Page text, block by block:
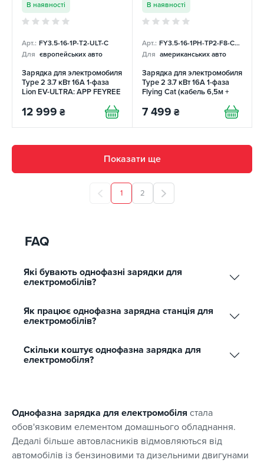
В наявності
Арт.: FY3.5-16-1P-T2-ULT-C
Для європейських авто
Зарядка для электромобиля
Type 2 3.7 кВт 16А 1-фаза
Lion EV-ULTRA: APP FEYREE
12 999 ₴
В наявності
Арт.: FY3.5-16-1PH-TP2-F8-C6.5
Для американських авто
Зарядка для электромобиля
Type 2 3.7 кВт 16А 1-фаза
Flying Cat (кабель 6,5м +
7 499 ₴
Показати ще
1 2
FAQ
Які бувають однофазні зарядки для
електромобілів?
Як працює однофазна зарядна станція для
електромобілів?
Скільки коштує однофазна зарядка для
електромобіля?
Однофазна зарядка для електромобіля стала
обов'язковим елементом домашнього обладнання.
Дедалі більше автовласників відмовляються від
автомобілів із бензиновими та дизельними двигунами